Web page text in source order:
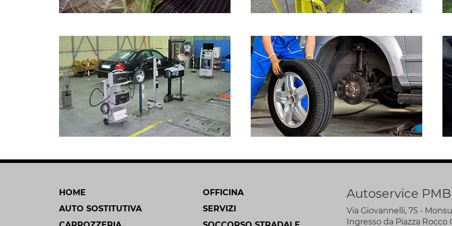
HOME
AUTO SOSTITUTIVA
OFFICINA
SERVIZI
Autoservice
Via Giovannelli, 75 -
Ingresso da Piazza Rocco